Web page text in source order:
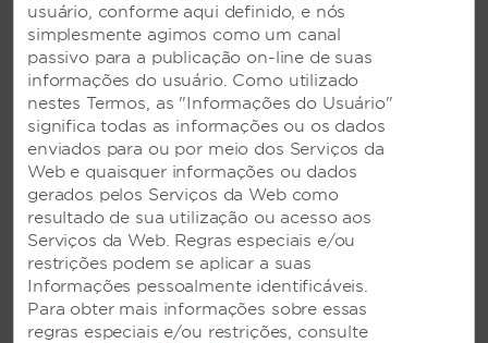
Amenidades acessíveis para deficientes
POR QUE RESERVAR
CONOSCO?
Quando você se hospedar em um Hotel
Wyndham, você receberá:
usuário, conforme aqui definido, e nós
simplesmente agimos como um canal
passivo para a publicação on-line de suas
informações do usuário. Como utilizado
nestes Termos, as "Informações do Usuário"
significa todas as informações ou os dados
enviados para ou por meio dos Serviços da
Web e quaisquer informações ou dados
gerados pelos Serviços da Web como
resultado de sua utilização ou acesso aos
Serviços da Web. Regras especiais e/ou
restrições podem se aplicar a suas
Informações pessoalmente identificáveis.
Para obter mais informações sobre essas
regras especiais e/ou restrições, consulte